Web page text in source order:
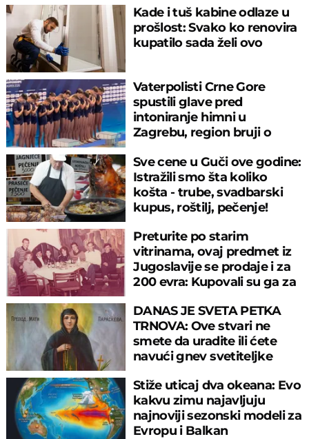
Kade i tuš kabine odlaze u
prošlost: Svako ko renovira
kupatilo sada želi ovo
Vaterpolisti Crne Gore
spustili glave pred
intoniranje himni u
Zagrebu, region bruji o
Sve cene u Guči ove godine:
Istražili smo šta koliko
košta - trube, svadbarski
kupus, roštilj, pečenje!
Preturite po starim
vitrinama, ovaj predmet iz
Jugoslavije se prodaje i za
200 evra: Kupovali su ga za
DANAS JE SVETA PETKA
TRNOVA: Ove stvari ne
smete da uradite ili ćete
navući gnev svetiteljke
Stiže uticaj dva okeana: Evo
kakvu zimu najavljuju
najnoviji sezonski modeli za
Evropu i Balkan